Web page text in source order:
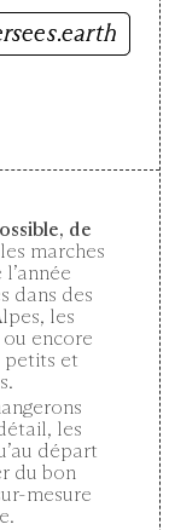
de
les marches
dans des
les
encore
petits et
les
départ
du bon
mesure